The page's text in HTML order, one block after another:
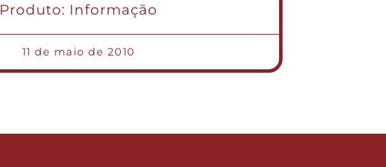
Produto: Informação
11 de maio de 2010